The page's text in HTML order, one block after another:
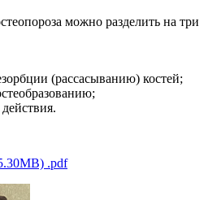
можно разделить на три
(рассасыванию) костей;
.pdf